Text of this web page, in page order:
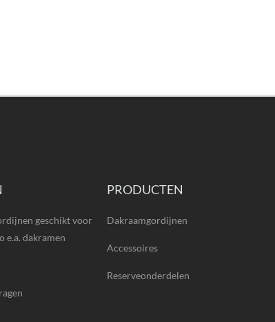
geschikt voor
e.a. dakramen
PRODUCTEN
Dakraamgordijnen
Accessoires
Reserveonderdelen